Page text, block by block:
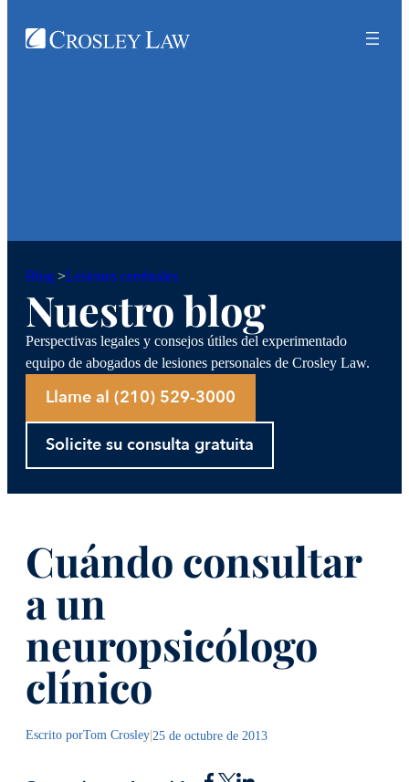
Blog >Lesiones cerebrales
Nuestro blog
Perspectivas legales y consejos útiles del experimentado
equipo de abogados de lesiones personales de Crosley Law.
Llame al (210) 529-3000
Solicite su consulta gratuita
Cuándo consultar
a un
neuropsicólogo
clínico
Escrito porTom Crosley|25 de octubre de 2013